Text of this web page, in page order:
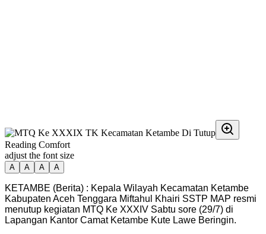
Reading Comfort
adjust the font size
A A A A
KETAMBE (Berita) : Kepala Wilayah Kecamatan Ketambe
Kabupaten Aceh Tenggara Miftahul Khairi SSTP MAP resmi
menutup kegiatan MTQ Ke XXXIV Sabtu sore (29/7) di
Lapangan Kantor Camat Ketambe Kute Lawe Beringin.